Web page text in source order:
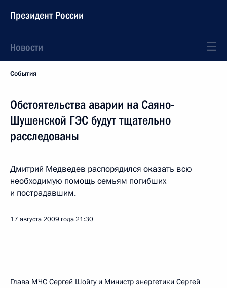
Президент России
Новости
События
Обстоятельства аварии на Саяно-
Шушенской ГЭС будут тщательно
расследованы
Дмитрий Медведев распорядился оказать всю
необходимую помощь семьям погибших
и пострадавшим.
17 августа 2009 года21:30
Глава МЧС Сергей Шойгуи Министр энергетики Сергей